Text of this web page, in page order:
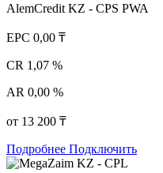
AlemCredit KZ - CPS PWA
EPC 0,00 ₸
CR 1,07 %
AR 0,00 %
от 13 200 ₸
Подробнее Подключить